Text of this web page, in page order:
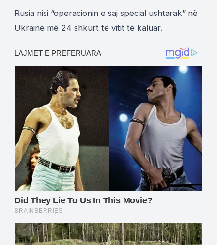
Rusia nisi “operacionin e saj special ushtarak” në
Ukrainë më 24 shkurt të vitit të kaluar.